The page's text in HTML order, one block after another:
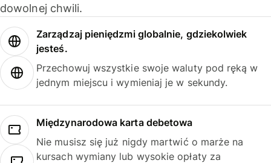
dowolnej chwili.
Zarządzaj pieniędzmi globalnie, gdziekolwiek
jesteś.
Przechowuj wszystkie swoje waluty pod ręką w
jednym miejscu i wymieniaj je w sekundy.
Międzynarodowa karta debetowa
Nie musisz się już nigdy martwić o marże na
kursach wymiany lub wysokie opłaty za